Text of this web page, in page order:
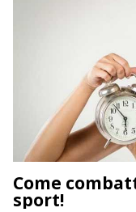
Come
sport!